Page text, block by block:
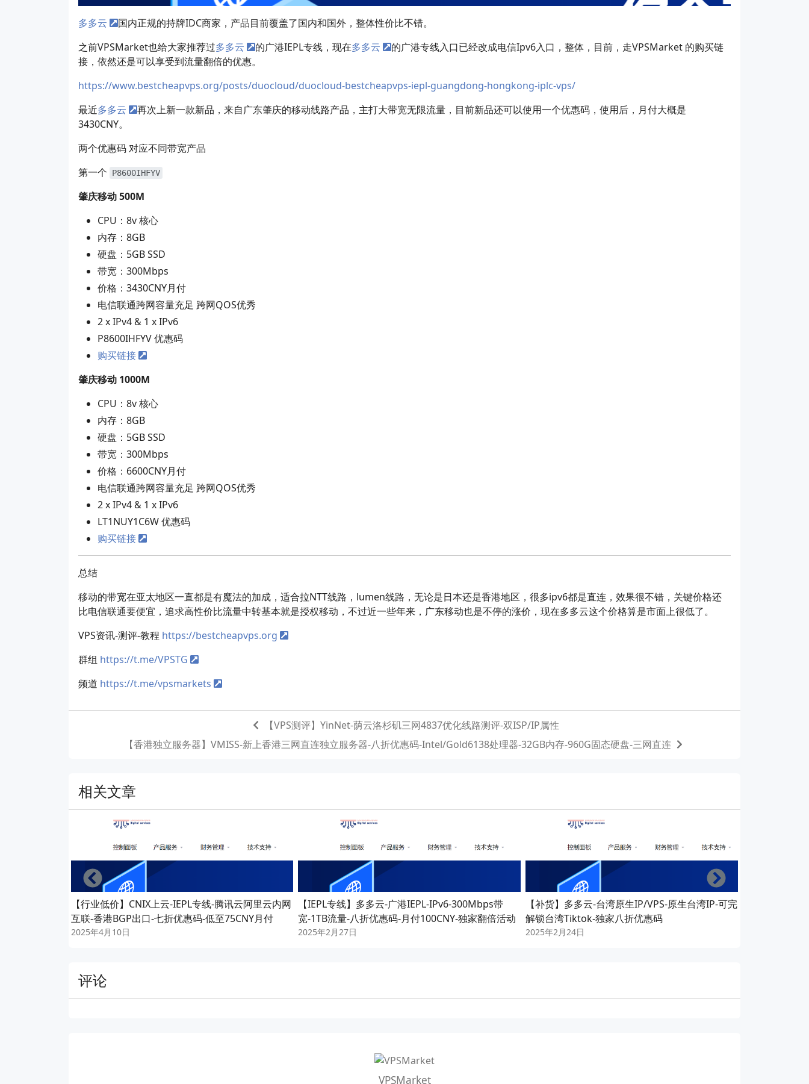
多多云
国内正规的持牌IDC商家，产品目前覆盖了国内和国外，整体性价比不错。
之前VPSMarket也给大家推荐过多多云 的广港IEPL专线，现在多多云
的广港专线入口已经改成电信Ipv6入口，整体，目前，走VPSMarket 的购买链
接，依然还是可以享受到流量翻倍的优惠。
https://www.bestcheapvps.org/posts/duocloud/duocloud-bestcheapvps-iepl-guangdong-hongkong-iplc-vps/
最近多多云
再次上新一款新品，来自广东肇庆的移动线路产品，主打大带宽无限流量，目前新品还可以使用一个优惠码，使用后，月付大概是
3430CNY。
两个优惠码 对应不同带宽产品
第一个
P8600IHFYV
肇庆移动 500M
CPU：8v 核心
内存：8GB
硬盘：5GB SSD
带宽：300Mbps
价格：3430CNY月付
电信联通跨网容量充足 跨网QOS优秀
2 x IPv4 & 1 x IPv6
P8600IHFYV 优惠码
购买链接
肇庆移动 1000M
CPU：8v 核心
内存：8GB
硬盘：5GB SSD
带宽：300Mbps
价格：6600CNY月付
电信联通跨网容量充足 跨网QOS优秀
2 x IPv4 & 1 x IPv6
LT1NUY1C6W 优惠码
购买链接
总结
移动的带宽在亚太地区一直都是有魔法的加成，适合拉NTT线路，lumen线路，无论是日本还是香港地区，很多ipv6都是直连，效果很不错，关键价格还
比电信联通要便宜，追求高性价比流量中转基本就是授权移动，不过近一些年来，广东移动也是不停的涨价，现在多多云这个价格算是市面上很低了。
VPS资讯-测评-教程 https://bestcheapvps.org
群组 https://t.me/VPSTG
频道 https://t.me/vpsmarkets
【VPS测评】YinNet-荫云洛杉矶三网4837优化线路测评-双ISP/IP属性
【香港独立服务器】VMISS-新上香港三网直连独立服务器-八折优惠码-Intel/Gold6138处理器-32GB内存-960G固态硬盘-三网直连
相关文章
【行业低价】CNIX上云-IEPL专线-腾讯云阿里云内网
互联-香港BGP出口-七折优惠码-低至75CNY月付
2025年4月10日
【IEPL专线】多多云-广港IEPL-IPv6-300Mbps带
宽-1TB流量-八折优惠码-月付100CNY-独家翻倍活动
2025年2月27日
【补货】多多云-台湾原生IP/VPS-原生台湾IP-可完美
解锁台湾Tiktok-独家八折优惠码
2025年2月24日
Left Right
评论
VPSMarket